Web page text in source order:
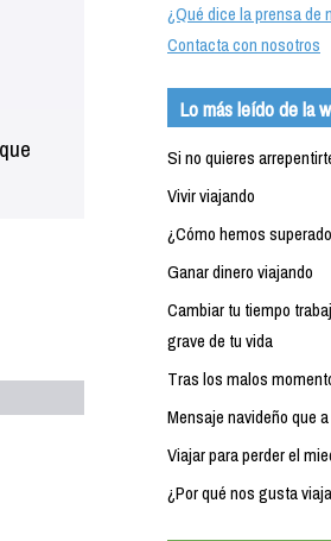
¿Qué dice la prensa de
Contacta con nosotros
Lo más leído de la
Si no quieres
Vivir viajando
¿Cómo hemos
Ganar dinero viajando
Cambiar tu tiempo
grave de tu vida
Tras los malos
Mensaje navideño que
Viajar para perder el
¿Por qué nos gusta